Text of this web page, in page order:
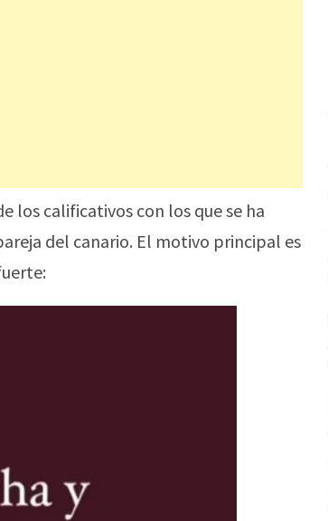
los calificativos con los que se ha
del canario. El motivo principal es